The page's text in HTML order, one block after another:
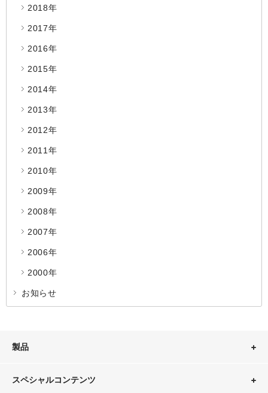
2018年
2017年
2016年
2015年
2014年
2013年
2012年
2011年
2010年
2009年
2008年
2007年
2006年
2000年
お知らせ
製品
スペシャルコンテンツ